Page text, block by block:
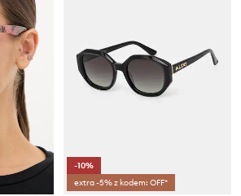
-10%
extra -5% z kodem: OFF*